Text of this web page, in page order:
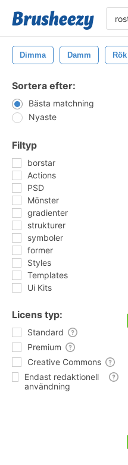
Dimma Damm Rök
Sortera efter:
Bästa matchning
Nyaste
Filtyp
borstar
Actions
PSD
Mönster
gradienter
strukturer
symboler
former
Styles
Templates
Ui Kits
Licens typ:
Standard
Premium
Creative Commons
Endast redaktionell
användning